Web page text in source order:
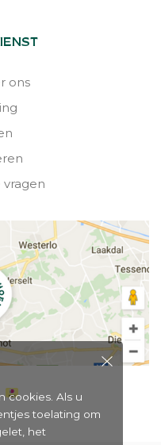
ons
cookies. Als u
toelating om
het